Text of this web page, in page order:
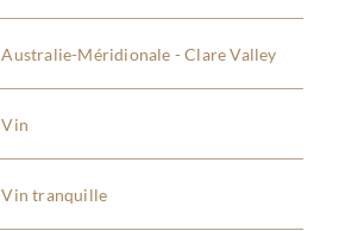
Australie-Méridionale - Clare Valley
Vin
Vin tranquille